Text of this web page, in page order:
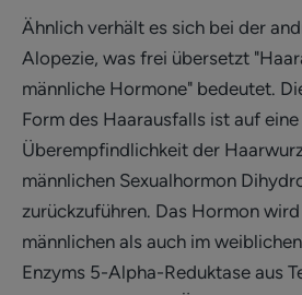
Ähnlich verhält es sich bei der
Alopezie, was frei übersetzt
männliche Hormone" bedeutet.
Form des Haarausfalls ist auf eine
Überempfindlichkeit der
männlichen Sexualhormon
zurückzuführen. Das Hormon
männlichen als auch im
Enzyms 5-Alpha-Reduktase aus